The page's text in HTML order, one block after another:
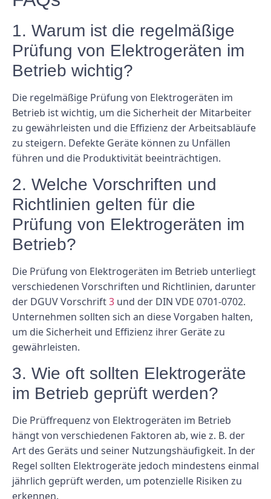
1. Warum ist die regelmäßige
Prüfung von Elektrogeräten im
Betrieb wichtig?
Die regelmäßige Prüfung von Elektrogeräten im
Betrieb ist wichtig, um die Sicherheit der Mitarbeiter
zu gewährleisten und die Effizienz der Arbeitsabläufe
zu steigern. Defekte Geräte können zu Unfällen
führen und die Produktivität beeinträchtigen.
2. Welche Vorschriften und
Richtlinien gelten für die
Prüfung von Elektrogeräten im
Betrieb?
Die Prüfung von Elektrogeräten im Betrieb unterliegt
verschiedenen Vorschriften und Richtlinien, darunter
der DGUV Vorschrift3 und der DIN VDE 0701-0702.
Unternehmen sollten sich an diese Vorgaben halten,
um die Sicherheit und Effizienz ihrer Geräte zu
gewährleisten.
3. Wie oft sollten Elektrogeräte
im Betrieb geprüft werden?
Die Prüffrequenz von Elektrogeräten im Betrieb
hängt von verschiedenen Faktoren ab, wie z. B. der
Art des Geräts und seiner Nutzungshäufigkeit. In der
Regel sollten Elektrogeräte jedoch mindestens einmal
jährlich geprüft werden, um potenzielle Risiken zu
erkennen.